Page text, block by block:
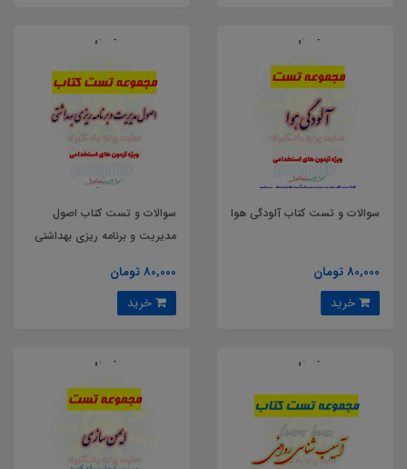
سوالات و تست کتاب آلودگی هوا
80,000 تومان
سوالات و تست کتاب اصول
مدیریت و برنامه ریزی بهداشتی
80,000 تومان